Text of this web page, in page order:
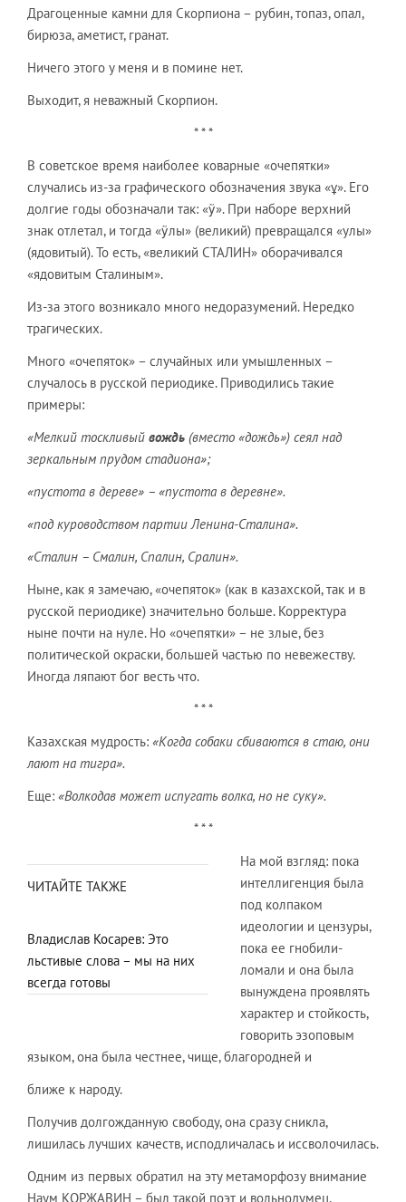
Драгоценные камни для Скорпиона – рубин, топаз, опал,
бирюза, аметист, гранат.
Ничего этого у меня и в помине нет.
Выходит, я неважный Скорпион.
* * *
В советское время наиболее коварные «очепятки»
случались из-за графического обозначения звука «ұ». Его
долгие годы обозначали так: «ỹ». При наборе верхний
знак отлетал, и тогда «ỹлы» (великий) превращался «улы»
(ядовитый). То есть, «великий СТАЛИН» оборачивался
«ядовитым Сталиным».
Из-за этого возникало много недоразумений. Нередко
трагических.
Много «очепяток» – случайных или умышленных –
случалось в русской периодике. Приводились такие
примеры:
«Мелкий тоскливый вождь (вместо «дождь») сеял над
зеркальным прудом стадиона»;
«пустота в дереве» – «пустота в деревне».
«под куроводством партии Ленина-Сталина».
«Сталин – Смалин, Спалин, Сралин».
Ныне, как я замечаю, «очепяток» (как в казахской, так и в
русской периодике) значительно больше. Корректура
ныне почти на нуле. Но «очепятки» – не злые, без
политической окраски, большей частью по невежеству.
Иногда ляпают бог весть что.
* * *
Казахская мудрость: «Когда собаки сбиваются в стаю, они
лают на тигра».
Еще: «Волкодав может испугать волка, но не суку».
* * *
ЧИТАЙТЕ ТАКЖЕ
Владислав Косарев: Это
льстивые слова – мы на них
всегда готовы
На мой взгляд: пока
интеллигенция была
под колпаком
идеологии и цензуры,
пока ее гнобили-
ломали и она была
вынуждена проявлять
характер и стойкость,
говорить эзоповым
языком, она была честнее, чище, благородней и
ближе к народу.
Получив долгожданную свободу, она сразу сникла,
лишилась лучших качеств, исподличалась и иссволочилась.
Одним из первых обратил на эту метаморфозу внимание
Наум КОРЖАВИН – был такой поэт и вольнодумец,